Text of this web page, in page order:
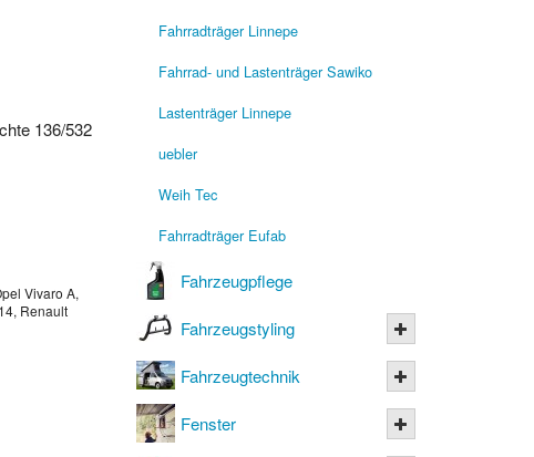
136/532
Vivaro A,
Renault
Fahrradträger Linnepe
Fahrrad- und Lastenträger Sawiko
Lastenträger Linnepe
uebler
Weih Tec
Fahrradträger Eufab
Fahrzeugpflege
Fahrzeugstyling
Fahrzeugtechnik
Fenster